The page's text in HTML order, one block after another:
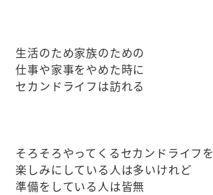
生活のため家族のための
仕事や家事をやめた時に
セカンドライフは訪れる
そろそろやってくるセカンドライフを
楽しみにしている人は多いけれど
準備をしている人は皆無